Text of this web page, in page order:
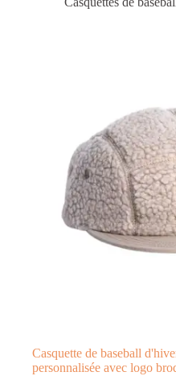
Casquette de baseball
personnalisée avec logo